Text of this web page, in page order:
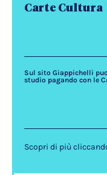
Carte Cultura
Sul sito Giappichelli
studio pagando con le
Scopri di più